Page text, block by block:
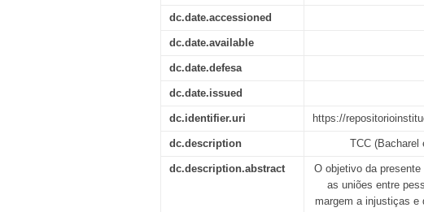
dc.date.accessioned
dc.date.available
dc.date.defesa
dc.date.issued
dc.identifier.uri https://
dc.description TCC (Bacharel
dc.description.abstract
O objetivo da
as uniões entre
margem a injustiças e